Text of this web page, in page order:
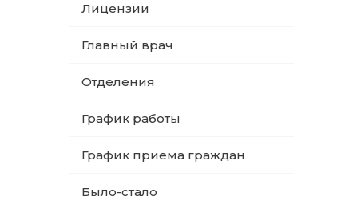
Лицензии
Главный врач
Отделения
График работы
График приема граждан
Было-стало